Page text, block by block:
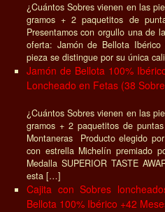
¿Cuántos Sobres vienen en las
gramos + 2 paquetitos de
Presentamos con orgullo una de
oferta: Jamón de Bellota
pieza se distingue por su única
Jamón de Bellota 100%
Loncheado en Fetas (38
¿Cuántos Sobres vienen en las
gramos + 2 paquetitos de
Montaneras Producto elegido
con estrella Michelín premiado
Medalla SUPERIOR TASTE
esta […]
Cajita con Sobres
Bellota 100% Ibérico +42